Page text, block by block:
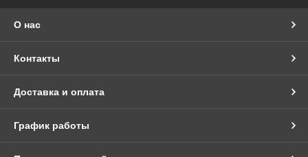
О нас
Контакты
Доставка и оплата
График работы